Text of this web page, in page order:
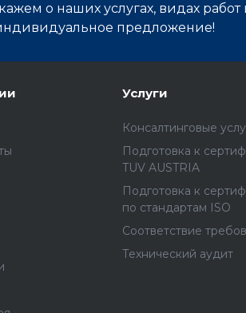
о наших услугах, видах
предложение!
Услуги
Консалтинговые
Подготовка к
TUV AUSTRIA
Подготовка к
по стандартам ISO
Соответствие
Технический аудит